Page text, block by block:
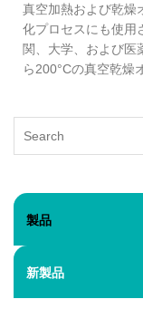
真空加熱および乾燥
化プロセスにも使用
関、大学、および医
ら200°Cの真空乾燥
製品
新製品